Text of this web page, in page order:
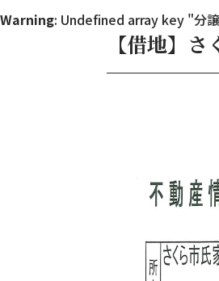
Warning: Undefined array key "分
【借地】